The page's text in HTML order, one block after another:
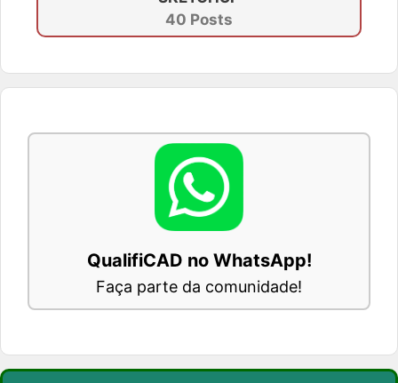
40 Posts
QualifiCAD no WhatsApp!
Faça parte da comunidade!